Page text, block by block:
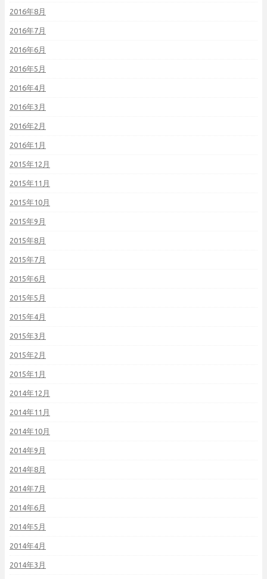
2016年8月
2016年7月
2016年6月
2016年5月
2016年4月
2016年3月
2016年2月
2016年1月
2015年12月
2015年11月
2015年10月
2015年9月
2015年8月
2015年7月
2015年6月
2015年5月
2015年4月
2015年3月
2015年2月
2015年1月
2014年12月
2014年11月
2014年10月
2014年9月
2014年8月
2014年7月
2014年6月
2014年5月
2014年4月
2014年3月